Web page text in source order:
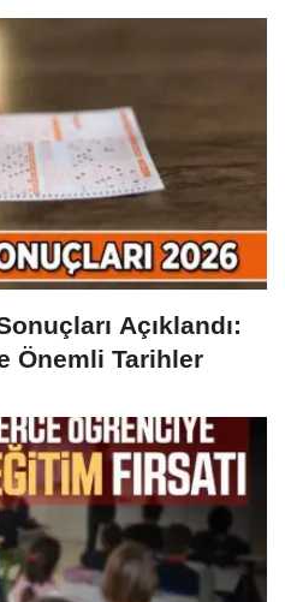
Açıklandı:
Önemli Tarihler